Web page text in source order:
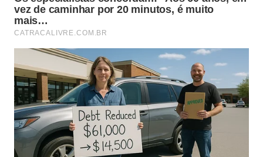
Na sequência faça movimentos laterais
firmes para espalhar bem a mistura caseira.
Essa alternância evita marcas acumuladas e
garante total cobertura.